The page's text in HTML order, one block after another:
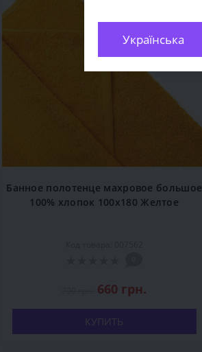
Українська
Банное полотенце махровое большое
100% хлопок 100x180 Желтое
660 грн.
КУПИТЬ